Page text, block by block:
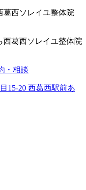
葛西ソレイユ整体院
15-20 西葛西駅前あ